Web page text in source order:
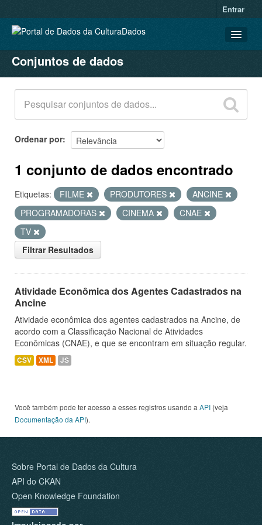
Entrar
CONJUNTOS DE DADOS
ORGANIZAÇÕES
GRUPOS
SOBRE
Conjuntos de dados
Ordenar por
1 conjunto de dados encontrado
Etiquetas: FILME PRODUTORES
ANCINE
PROGRAMADORAS
CINEMA
CNAE
TV
Filtrar Resultados
Atividade Econômica dos Agentes Cadastrados na
Ancine
Atividade econômica dos agentes cadastrados na Ancine, de
acordo com a Classificação Nacional de Atividades
Econômicas (CNAE), e que se encontram em situação regular.
CSV XML JS
Você também pode ter acesso a esses registros usando a API (veja
Documentação da API).
Sobre Portal de Dados da Cultura
API do CKAN
Open Knowledge Foundation